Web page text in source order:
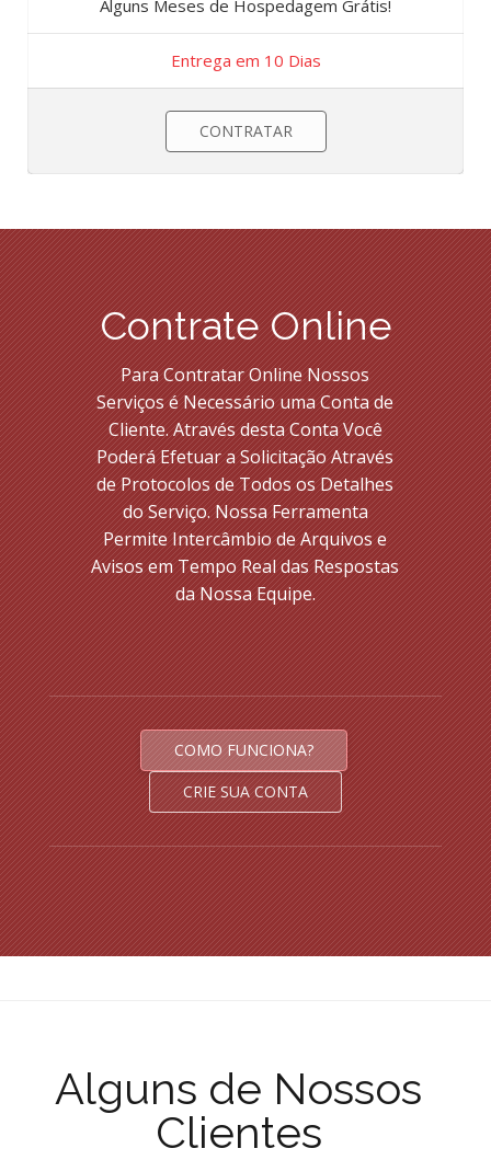
Alguns Meses de Hospedagem Grátis!
Entrega em 10 Dias
CONTRATAR
Contrate Online
Para Contratar Online Nossos
Serviços é Necessário uma Conta de
Cliente. Através desta Conta Você
Poderá Efetuar a Solicitação Através
de Protocolos de Todos os Detalhes
do Serviço. Nossa Ferramenta
Permite Intercâmbio de Arquivos e
Avisos em Tempo Real das Respostas
da Nossa Equipe.
COMO FUNCIONA?
CRIE SUA CONTA
Alguns de Nossos
Clientes